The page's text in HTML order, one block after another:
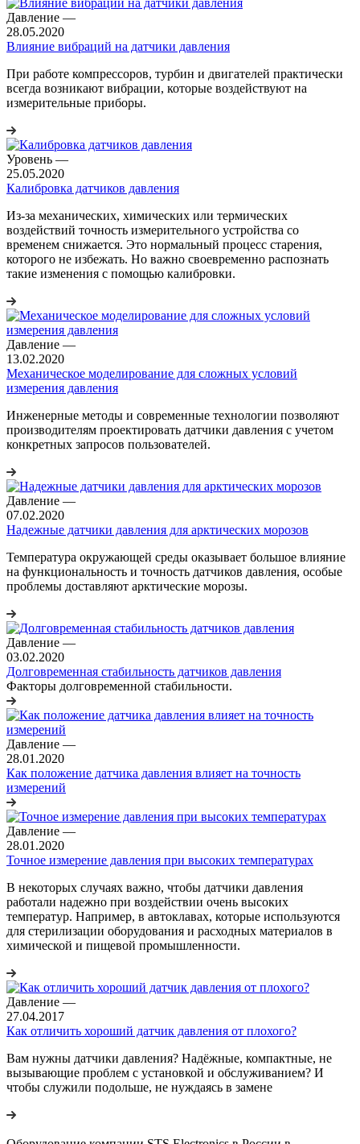
Давление —
28.05.2020
Влияние вибраций на датчики давления
При работе компрессоров, турбин и двигателей практически
всегда возникают вибрации, которые воздействуют на
измерительные приборы.
Уровень —
25.05.2020
Калибровка датчиков давления
Из-за механических, химических или термических
воздействий точность измерительного устройства со
временем снижается. Это нормальный процесс старения,
которого не избежать. Но важно своевременно распознать
такие изменения с помощью калибровки.
Давление —
13.02.2020
Механическое моделирование для сложных условий
измерения давления
Инженерные методы и современные технологии позволяют
производителям проектировать датчики давления с учетом
конкретных запросов пользователей.
Давление —
07.02.2020
Надежные датчики давления для арктических морозов
Температура окружающей среды оказывает большое влияние
на функциональность и точность датчиков давления, особые
проблемы доставляют арктические морозы.
Давление —
03.02.2020
Долговременная стабильность датчиков давления
Факторы долговременной стабильности.
Давление —
28.01.2020
Как положение датчика давления влияет на точность
измерений
Давление —
28.01.2020
Точное измерение давления при высоких температурах
В некоторых случаях важно, чтобы датчики давления
работали надежно при воздействии очень высоких
температур. Например, в автоклавах, которые используются
для стерилизации оборудования и расходных материалов в
химической и пищевой промышленности.
Давление —
27.04.2017
Как отличить хороший датчик давления от плохого?
Вам нужны датчики давления? Надёжные, компактные, не
вызывающие проблем с установкой и обслуживанием? И
чтобы служили подольше, не нуждаясь в замене